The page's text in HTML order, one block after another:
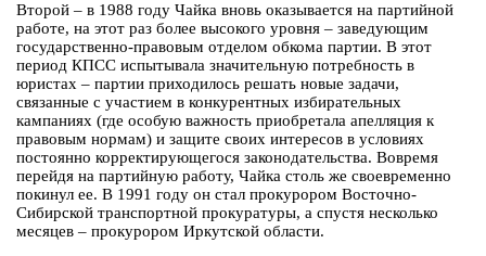
Второй – в 1988 году Чайка вновь оказывается на партийной
работе, на этот раз более высокого уровня – заведующим
государственно-правовым отделом обкома партии. В этот
период КПСС испытывала значительную потребность в
юристах – партии приходилось решать новые задачи,
связанные с участием в конкурентных избирательных
кампаниях (где особую важность приобретала апелляция к
правовым нормам) и защите своих интересов в условиях
постоянно корректирующегося законодательства. Вовремя
перейдя на партийную работу, Чайка столь же своевременно
покинул ее. В 1991 году он стал прокурором Восточно-
Сибирской транспортной прокуратуры, а спустя несколько
месяцев – прокурором Иркутской области.